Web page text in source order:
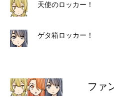
天使のロッカー！
ゲタ箱ロッカー！
ファ